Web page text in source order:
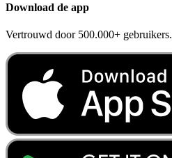
Download de app
Vertrouwd door 500.000+ gebruikers.